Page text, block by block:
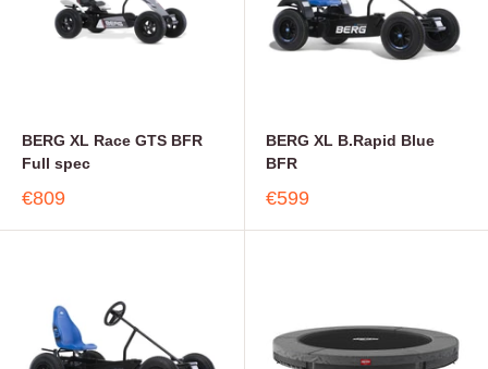
BERG XL Race GTS BFR
Full spec
€809
BERG XL B.Rapid Blue
BFR
€599